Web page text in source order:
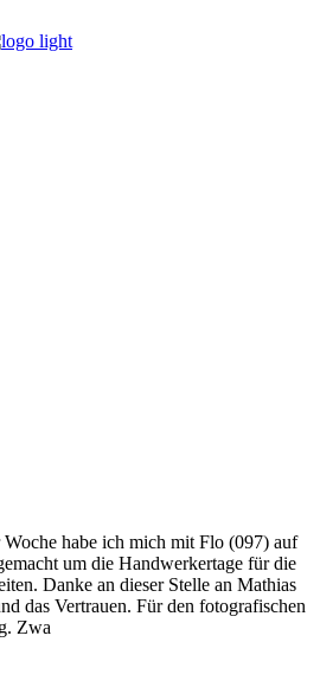
habe ich mich mit Flo (097) auf
um die Handwerkertage für die
Danke an dieser Stelle an Mathias
das Vertrauen. Für den fotografischen
Zwa